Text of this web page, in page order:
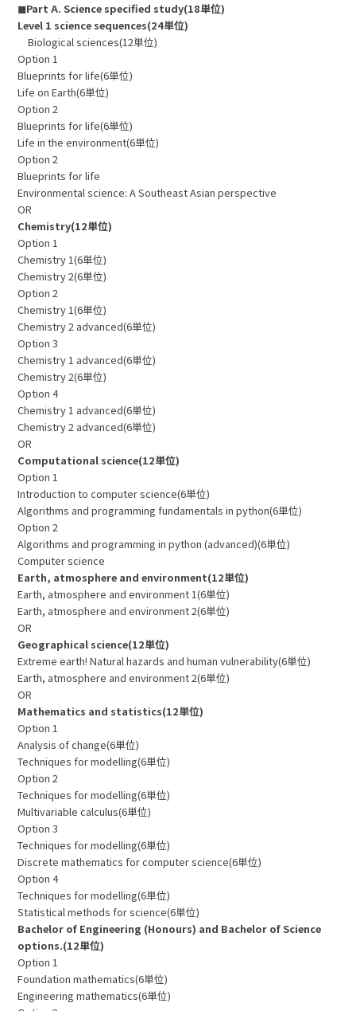
◼︎Part A. Science specified study(18単位)
Level 1 science sequences(24単位)
Biological sciences(12単位)
Option 1
Blueprints for life(6単位)
Life on Earth(6単位)
Option 2
Blueprints for life(6単位)
Life in the environment(6単位)
Option 2
Blueprints for life
Environmental science: A Southeast Asian perspective
OR
Chemistry(12単位)
Option 1
Chemistry 1(6単位)
Chemistry 2(6単位)
Option 2
Chemistry 1(6単位)
Chemistry 2 advanced(6単位)
Option 3
Chemistry 1 advanced(6単位)
Chemistry 2(6単位)
Option 4
Chemistry 1 advanced(6単位)
Chemistry 2 advanced(6単位)
OR
Computational science(12単位)
Option 1
Introduction to computer science(6単位)
Algorithms and programming fundamentals in python(6単位)
Option 2
Algorithms and programming in python (advanced)(6単位)
Computer science
Earth, atmosphere and environment(12単位)
Earth, atmosphere and environment 1(6単位)
Earth, atmosphere and environment 2(6単位)
OR
Geographical science(12単位)
Extreme earth! Natural hazards and human vulnerability(6単位)
Earth, atmosphere and environment 2(6単位)
OR
Mathematics and statistics(12単位)
Option 1
Analysis of change(6単位)
Techniques for modelling(6単位)
Option 2
Techniques for modelling(6単位)
Multivariable calculus(6単位)
Option 3
Techniques for modelling(6単位)
Discrete mathematics for computer science(6単位)
Option 4
Techniques for modelling(6単位)
Statistical methods for science(6単位)
Bachelor of Engineering (Honours) and Bachelor of Science
options.(12単位)
Option 1
Foundation mathematics(6単位)
Engineering mathematics(6単位)